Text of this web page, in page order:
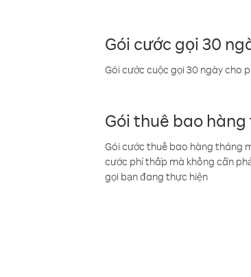
Gói cước gọi 30
Gói cước cuộc gọi 30 ngày cho
Gói thuê bao
Gói cước thuê bao hàng tháng
cước phí thấp mà không cần
gọi bạn đang thực hiện